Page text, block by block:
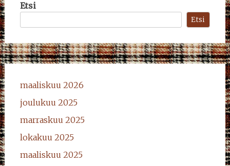
Etsi
Etsi
maaliskuu 2026
joulukuu 2025
marraskuu 2025
lokakuu 2025
maaliskuu 2025